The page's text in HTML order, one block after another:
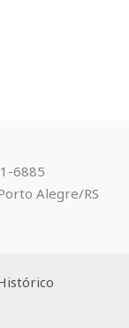
6885
Alegre/RS